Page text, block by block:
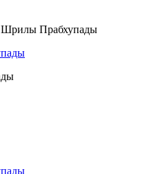
Шрилы Прабхупады